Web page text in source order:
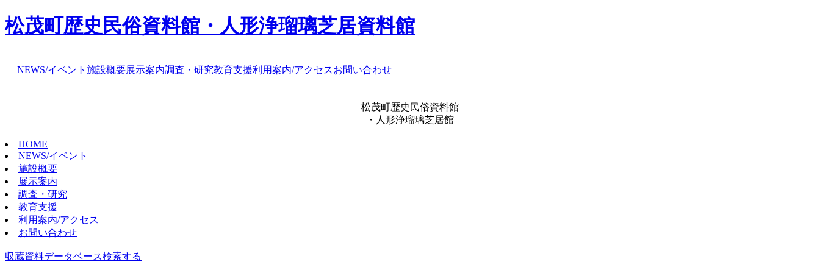
松茂町歴史民俗資料館・人形浄瑠璃芝居資料館
NEWS/イベント 施設概要展示案内調査・研究教育支援利用案内/アクセスお問い合わせ
松茂町歴史民俗資料館
・人形浄瑠璃芝居館
HOME
NEWS/イベント
施設概要
展示案内
調査・研究
教育支援
利用案内/アクセス
お問い合わせ
収蔵資料データベース検索する